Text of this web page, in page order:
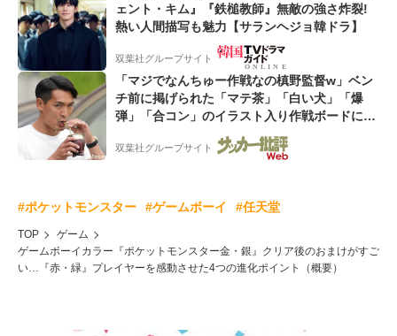
ェント・キム』『鉄槌教師』無敵の強さ炸裂!
熱い人間描写も魅力【サランヘジョ韓ドラ】
双葉社グループサイト
「マジでなんちゅー作戦なの槙野監督w」ベン
チ前に掲げられた「マテ茶」「白い犬」「爆
弾」「合コン」のイラスト入り作戦ボードにフ
ァン困惑!「想像よりデカくて吹いた」
双葉社グループサイト
#ポケットモンスター #ゲームボーイ #任天堂
TOP
ゲーム
ゲームボーイカラー『ポケットモンスター金・銀』クリア後のおまけがすご
い…『赤・緑』プレイヤーを感動させた4つの進化ポイント（概要）